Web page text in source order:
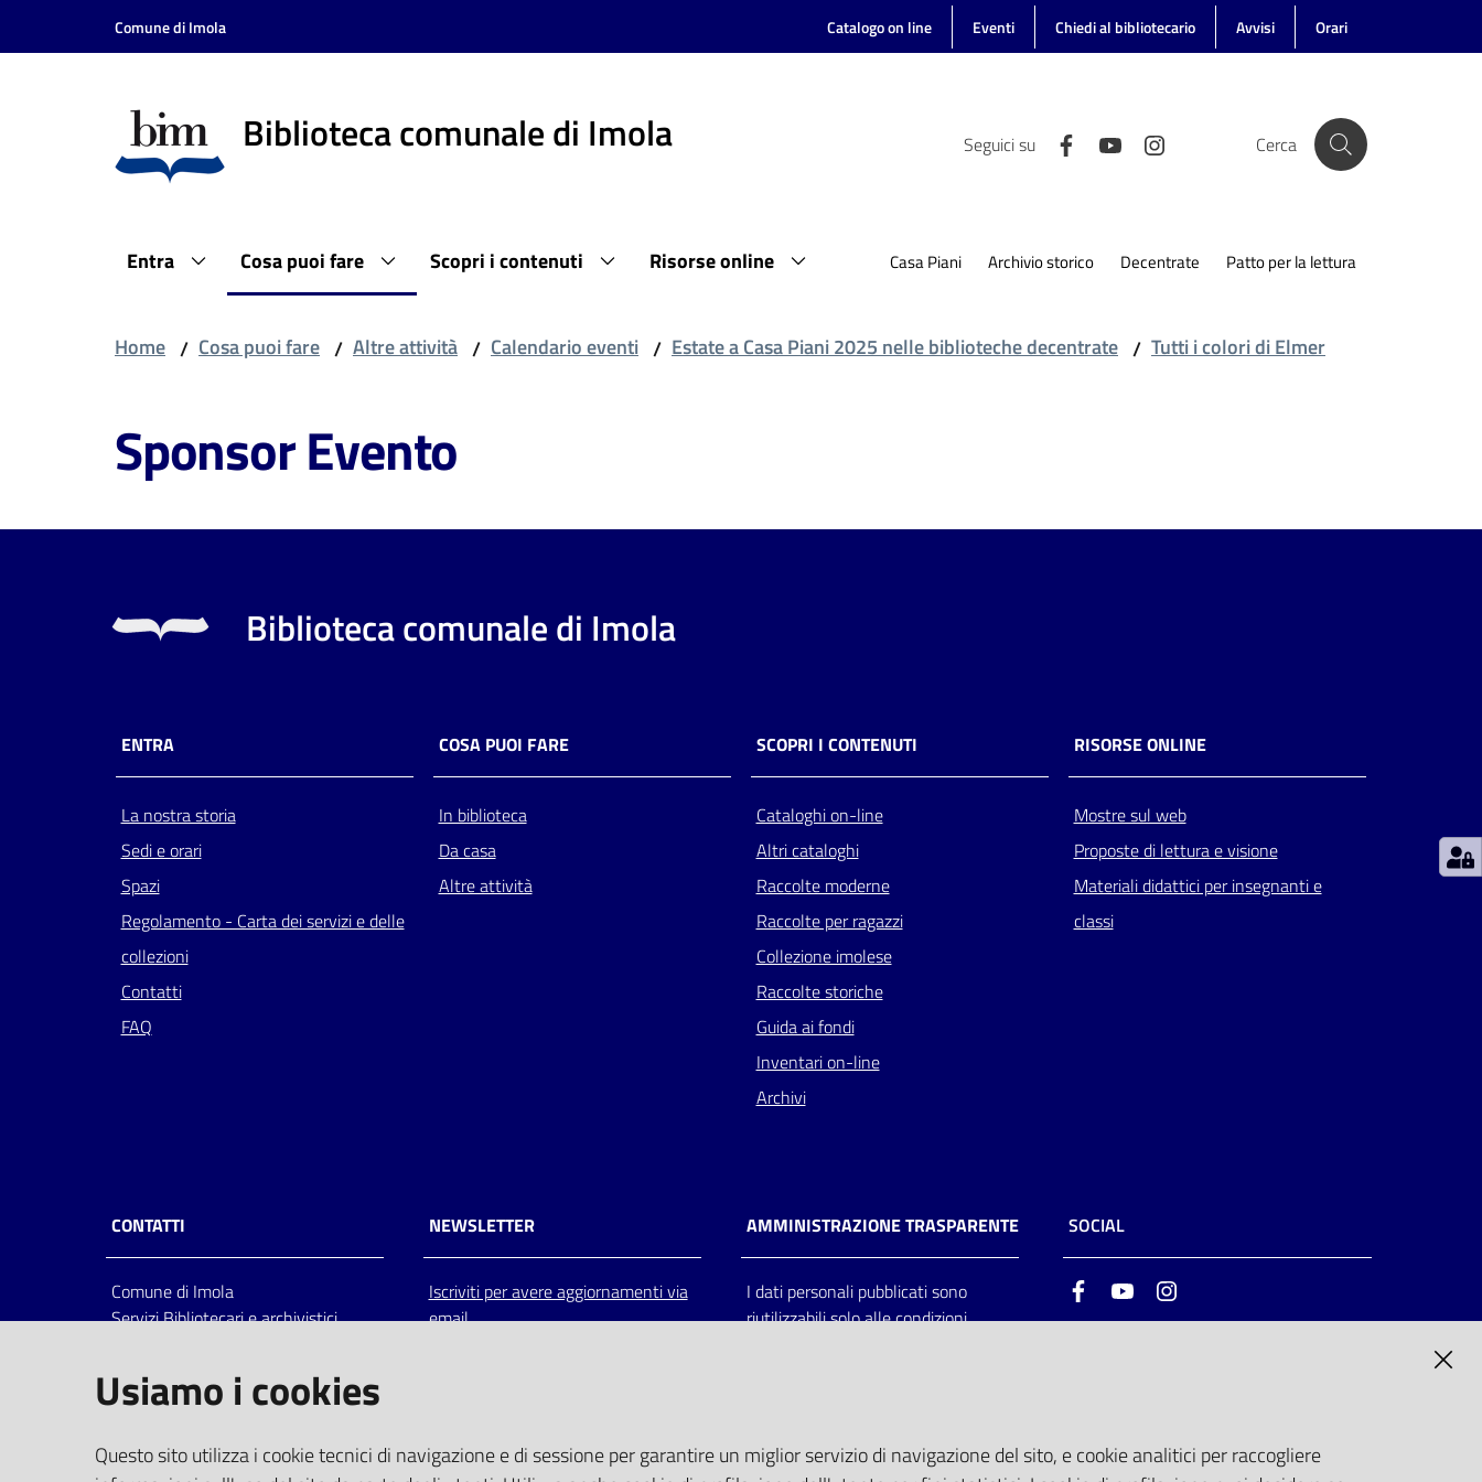
Vai al contenuto
Vai alla navigazione
Comune di Imola Catalogo on line Eventi Chiedi al bibliotecario Avvisi Orari
Biblioteca comunale di Imola Seguici su Cerca
Entra Cosa puoi fare Scopri i contenuti Risorse online Casa Piani Archivio storico Decentrate Patto per la lettura
Home / Cosa puoi fare / Altre attività / Calendario eventi / Estate a Casa Piani 2025 nelle biblioteche decentrate / Tutti i colori di Elmer
Sponsor Evento
Biblioteca comunale di Imola
ENTRA
La nostra storia
Sedi e orari
Spazi
Regolamento - Carta dei servizi e delle
collezioni
Contatti
FAQ
COSA PUOI FARE
In biblioteca
Da casa
Altre attività
SCOPRI I CONTENUTI
Cataloghi on-line
Altri cataloghi
Raccolte moderne
Raccolte per ragazzi
Collezione imolese
Raccolte storiche
Guida ai fondi
Inventari on-line
Archivi
RISORSE ONLINE
Mostre sul web
Proposte di lettura e visione
Materiali didattici per insegnanti e
classi
CONTATTI
Comune di Imola
Servizi Bibliotecari e archivistici
Italia
centralino: tel 0542.6026.36 fax
bim@comune.imola.bo.it
PEC
NEWSLETTER
Iscriviti per avere aggiornamenti via
email
AMMINISTRAZIONE TRASPARENTE
I dati personali pubblicati sono
riutilizzabili solo alle condizioni
SOCIAL
FacebookYoutube
Usiamo i cookies
Questo sito utilizza i cookie tecnici di navigazione e di sessione per garantire un miglior servizio di navigazione del sito, e cookie analitici per raccogliere